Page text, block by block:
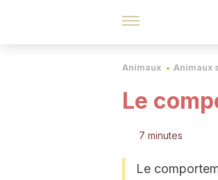
Animaux Animaux
Le
7 minutes
Le